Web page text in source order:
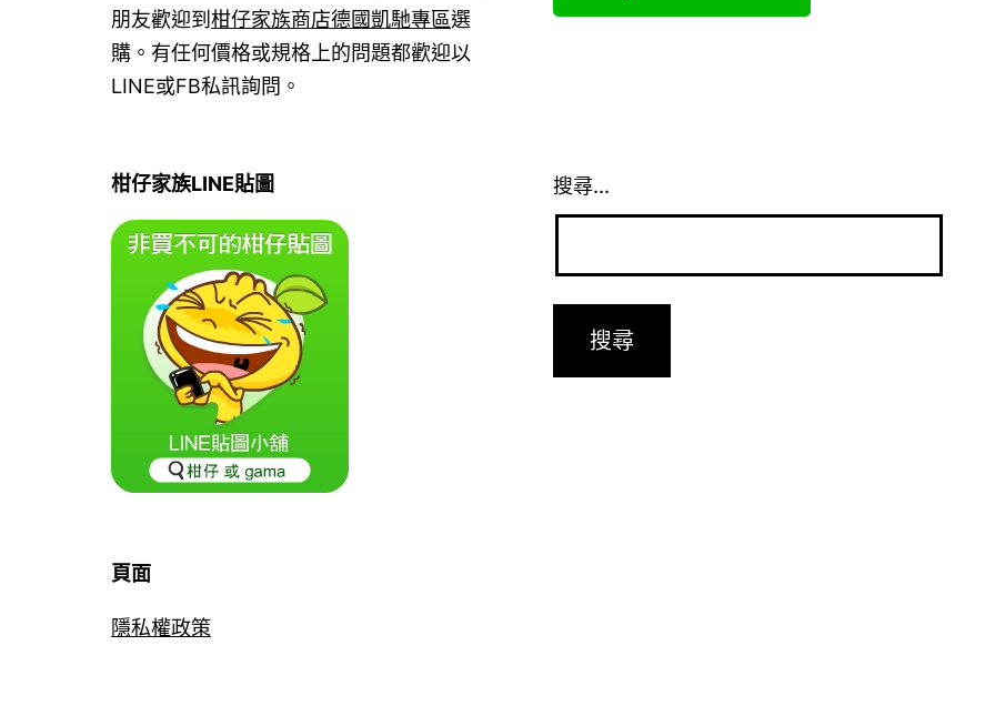
朋友歡迎到 柑仔家族商店德國凱馳專區選
購。有任何價格或規格上的問題都歡迎以
LINE或FB私訊詢問。
柑仔家族LINE貼圖 搜尋...
頁面
隱私權政策